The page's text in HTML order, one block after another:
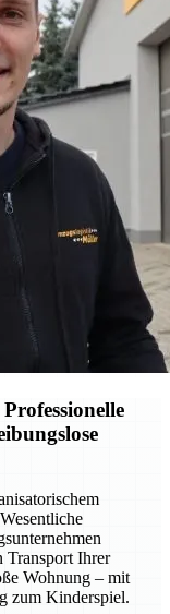
Transport Ihrer
Wohnung – mit
zum Kinderspiel.